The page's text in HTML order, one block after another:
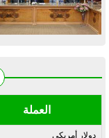
العملة
دولار أمريكى